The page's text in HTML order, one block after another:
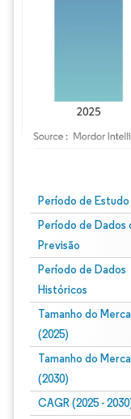
Período de Estudo
Período de Dados
Previsão
Período de Dados
Históricos
Tamanho do
(2025)
Tamanho do
(2030)
CAGR (2025 -